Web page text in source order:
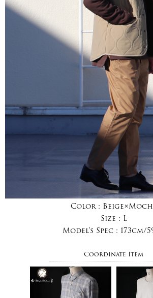
Color :
Size : L
Model's Spec : 173cm/
Coordinate Item